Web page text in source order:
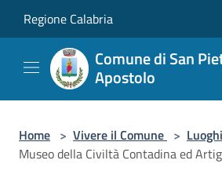
Regione Calabria
Comune di San
Apostolo
Home > Vivere il Comune > Luoghi
Museo della Civiltà Contadina ed